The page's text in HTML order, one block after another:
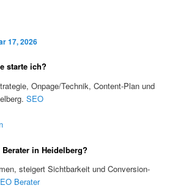
17, 2026
starte ich?
Onpage/Technik, Content-Plan und
SEO
in Heidelberg?
steigert Sichtbarkeit und Conversion-
Berater